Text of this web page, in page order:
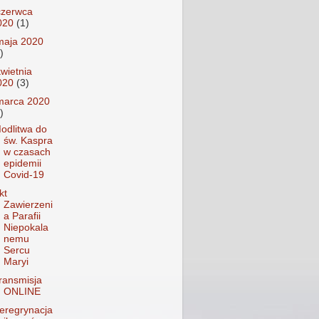
(1)
2020
(3)
2020
do
św. Kaspra
w czasach
epidemii
Covid-19
Zawierzeni
a Parafii
Niepokala
nemu
Sercu
Maryi
ONLINE